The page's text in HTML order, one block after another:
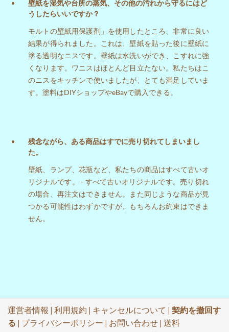
壁紙を湿気や台所の蒸気、その他の汚れから守るにはど
うしたらいいですか？
モルトの壁紙用保護剤」を使用したところ、非常に良い
結果が得られました。これは、壁紙を貼った後に壁紙に
塗る透明なニスです。壁紙は水洗いができ、こすれに強
くなります。ワニスはほとんど目立たない。私たちはこ
のニスをキッチンで使いましたが、とても満足していま
す。塗料はDIYショップやeBayで購入できる。
残念ながら、ある商品はすでに売り切れてしまいまし
た。
壁紙、ランプ、花瓶など、私たちの商品はすべて古いオ
リジナルです。 - すべて古いオリジナルです。売り切れ
の場合、再注文はできません。また同じような商品が見
つかる可能性はわずかですが、もちろんお約束はできま
せん。
運営者情報 | 利用規約 | キャンセルについて | 契約を撤回す
る | プライバシーポリシー | お問い合わせ | 送料